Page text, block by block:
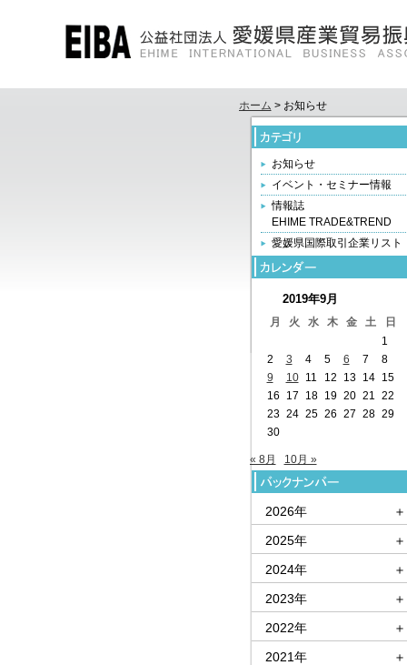
ホーム > お知らせ
お知らせ
イベント・セミナー情報
情報誌
EHIME TRADE&TREND
愛媛県国際取引企業リスト
2019年9月
月 火 水 木 金 土
日
1
2
3 4 5 6 7
8
9
10 11 12 13 14
15
16
17 18 19 20 21 22
23 24 25 26 27 28 29
30
« 8月 10月 »
2026年
＋
2025年
＋
2024年
＋
2023年
＋
2022年
＋
2021年
＋